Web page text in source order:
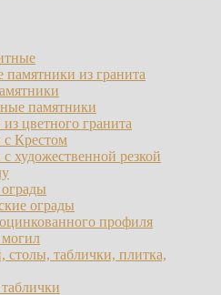
из гранита
памятники
цветного гранита
Крестом
художественной резкой
ограды
профиля
могил
столы, таблички, плитка,